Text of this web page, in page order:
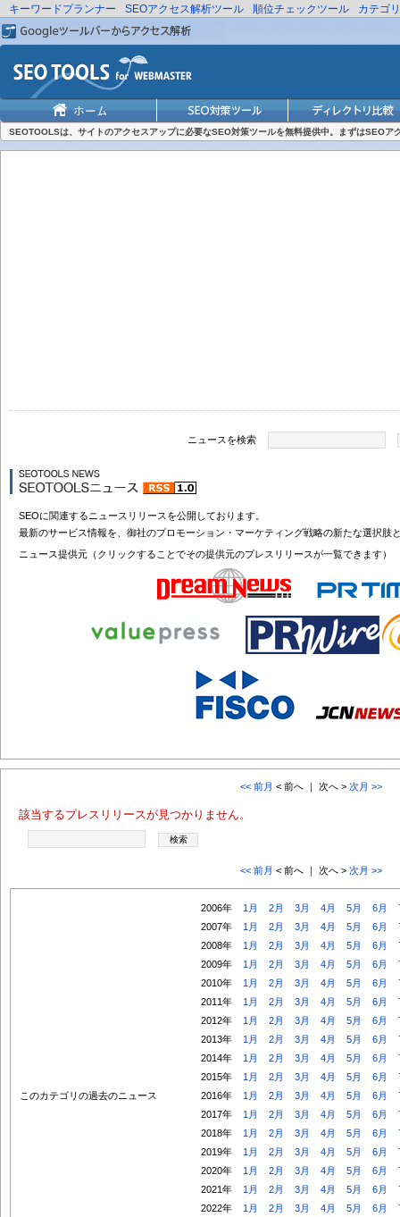
キーワードプランナー SEOアクセス解析ツール 順位チェックツール カテゴ
SEOTOOLSは、サイトのアクセスアップに必要なSEO対策ツールを無料提供中。まずはSEOア
ニュースを検索
SEOに関連するニュースリリースを公開しております。
最新のサービス情報を、御社のプロモーション・マーケティング戦略の新たな選択肢
ニュース提供元（クリックすることでその提供元のプレスリリースが一覧できます）
<< 前月 < 前へ ｜ 次へ > 次月 >>
該当するプレスリリースが見つかりません。
<< 前月 < 前へ ｜ 次へ > 次月 >>
このカテゴリの過去のニュース
2006年 1月 2月 3月 4月 5月 6月
2007年
1月 2月 3月 4月 5月 6月
2008年
1月 2月 3月 4月 5月 6月
2009年
1月 2月 3月 4月 5月 6月
2010年
1月 2月 3月 4月 5月 6月
2011年
1月 2月 3月 4月 5月 6月
2012年
1月 2月 3月 4月 5月 6月
2013年
1月 2月 3月 4月 5月 6月
2014年
1月 2月 3月 4月 5月 6月
2015年
1月 2月 3月 4月 5月 6月
2016年
1月 2月 3月 4月 5月 6月
2017年
1月 2月 3月 4月 5月 6月
2018年
1月 2月 3月 4月 5月 6月
2019年
1月 2月 3月 4月 5月 6月
2020年
1月 2月 3月 4月 5月 6月
2021年
1月 2月 3月 4月 5月 6月
2022年
1月 2月 3月 4月 5月 6月